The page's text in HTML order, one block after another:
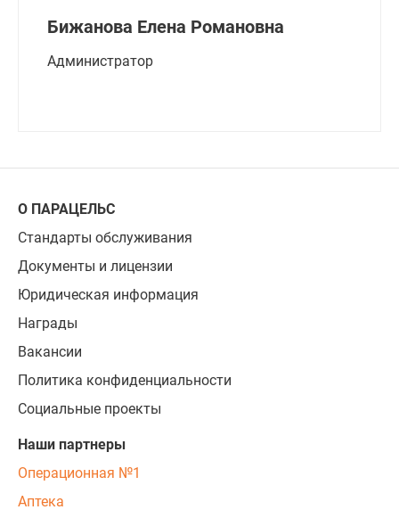
Бижанова Елена Романовна
Администратор
О ПАРАЦЕЛЬС
Стандарты обслуживания
Документы и лицензии
Юридическая информация
Награды
Вакансии
Политика конфиденциальности
Социальные проекты
Наши партнеры
Операционная №1
Аптека